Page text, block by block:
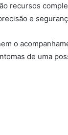
recursos
e
o
de uma